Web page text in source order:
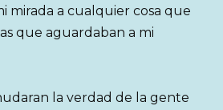
mirada a cualquier cosa que
que aguardaban a mi
la verdad de la gente